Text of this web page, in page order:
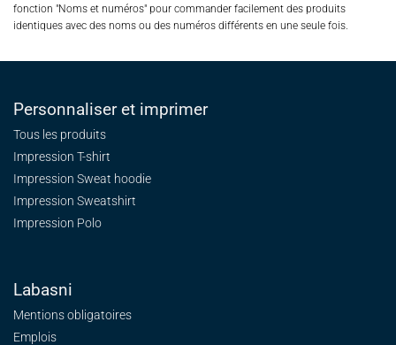
fonction "Noms et numéros" pour commander facilement des produits
identiques avec des noms ou des numéros différents en une seule fois.
Personnaliser et imprimer
Tous les produits
Impression T-shirt
Impression Sweat hoodie
Impression Sweatshirt
Impression Polo
Labasni
Mentions obligatoires
Emplois